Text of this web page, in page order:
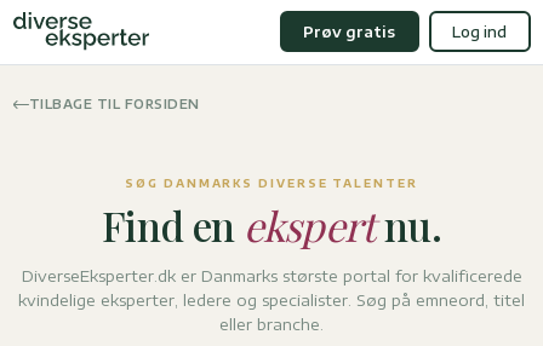
Prøv gratis Log ind
TILBAGE TIL FORSIDEN
SØG DANMARKS DIVERSE TALENTER
Find en ekspertnu.
DiverseEksperter.dk er Danmarks største portal for kvalificerede
kvindelige eksperter, ledere og specialister. Søg på emneord, titel
eller branche.